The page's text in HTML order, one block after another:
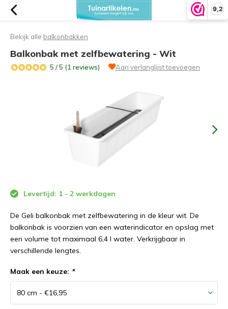
9,2
Bekijk alle balkonbakken
Balkonbak met zelfbewatering - Wit
5 / 5 (1 reviews) Aan verlanglijst toevoegen
Levertijd: 1 - 2 werkdagen
De Geli balkonbak met zelfbewatering in de kleur wit. De
balkonbak is voorzien van een waterindicator en opslag met
een volume tot maximaal 6,4 l water. Verkrijgbaar in
verschillende lengtes.
Maak een keuze: *